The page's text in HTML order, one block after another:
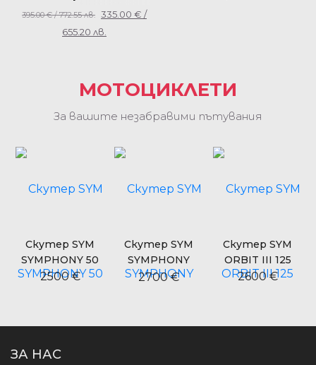
универсален
395.00€ / 772.55 лв. 335.00 € /
655.20 лв.
МОТОЦИКЛЕТИ
За вашите незабравими пътувания
Скутер SYM
SYMPHONY 50
2500 €
Скутер SYM
SYMPHONY
CARGO 125
2700 €
Скутер SYM
ORBIT III 125
2600 €
ЗА НАС